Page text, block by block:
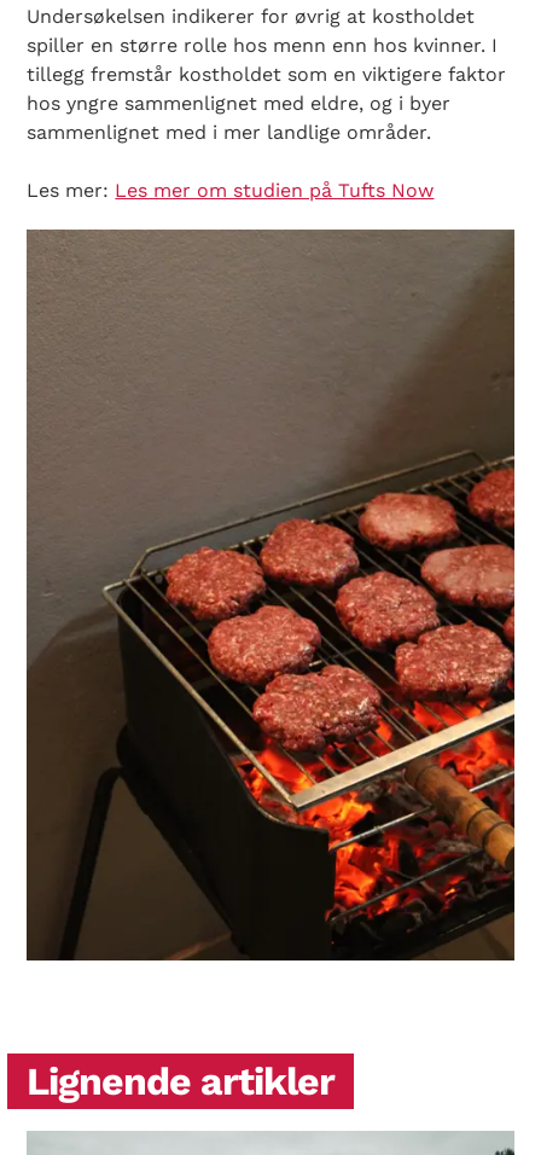
Search Diabetes Wellness Norge
Undersøkelsen indikerer for øvrig at kostholdet
spiller en større rolle hos menn enn hos kvinner. I
tillegg fremstår kostholdet som en viktigere faktor
hos yngre sammenlignet med eldre, og i byer
sammenlignet med i mer landlige områder.
Les mer: Les mer om studien på Tufts Now
Lignende artikler